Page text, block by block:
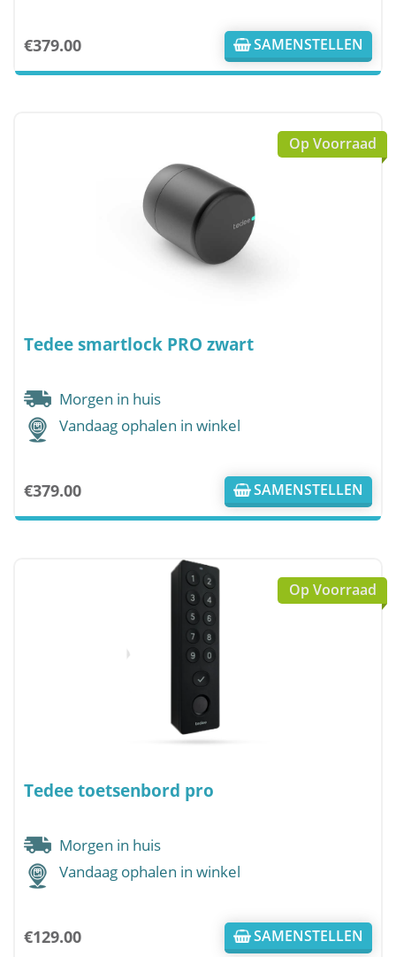
€379.00 SAMENSTELLEN
Op Voorraad
Tedee smartlock PRO zwart
Morgen in huis
Vandaag ophalen in winkel
€379.00 SAMENSTELLEN
Op Voorraad
Tedee toetsenbord pro
Morgen in huis
Vandaag ophalen in winkel
€129.00 SAMENSTELLEN